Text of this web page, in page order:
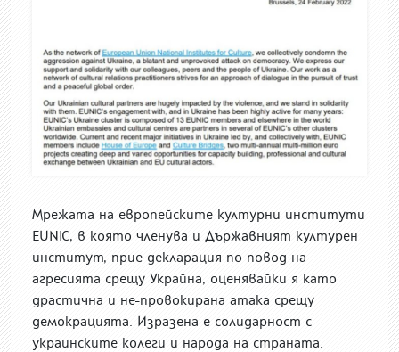
Мрежата на европейските културни институти
EUNIC, в която членува и Държавният културен
институт, прие декларация по повод на
агресията срещу Украйна, оценявайки я като
драстична и не-провокирана атака срещу
демокрацията. Изразена е солидарност с
украинските колеги и народа на страната.